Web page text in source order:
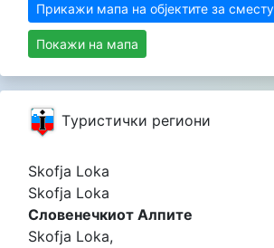
Прикажи мапа на објектите за
Покажи на мапа
Tуристички региони
Skofja Loka
Skofja Loka
Словенечкиот Алпите
Skofja Loka,